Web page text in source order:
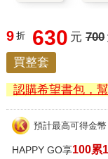
9 折 630 元 700
買整套
認購希望書包，
預計最高可得金幣
HAPPY GO享100累